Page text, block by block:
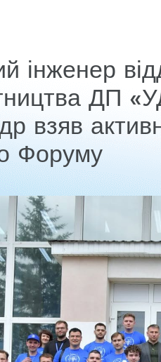
інженер
ДП
взяв
Форуму